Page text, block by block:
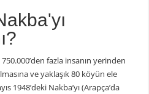
fazla insanın yerinden
ve yaklaşık 80 köyün ele
1948’deki Nakba’yı (Arapça’da